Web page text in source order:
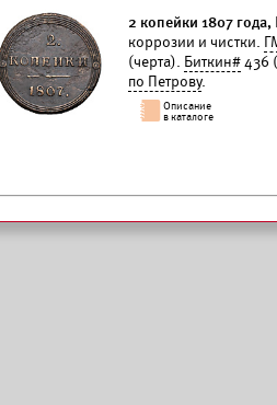
2 копейки 1807 года,
коррозии и чистки.
(черта). Биткин#436
по Петрову.